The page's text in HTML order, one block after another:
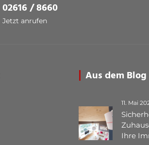
02616 / 8660
Jetzt anrufen
Aus dem Blog
11. Mai
Ihre